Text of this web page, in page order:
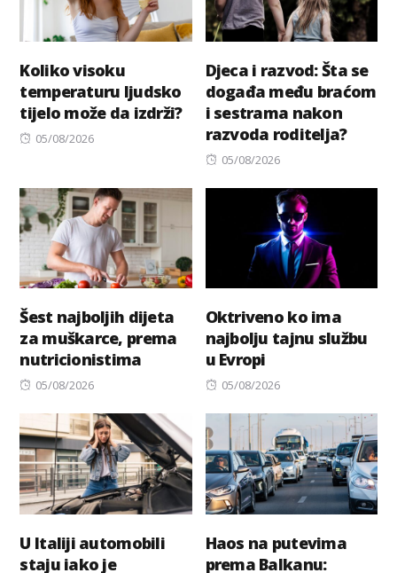
Koliko visoku
temperaturu ljudsko
tijelo može da izdrži?
Posted
05/08/2026
Djeca i razvod: Šta se
događa među braćom
i sestrama nakon
razvoda roditelja?
Posted
05/08/2026
Šest najboljih dijeta
za muškarce, prema
nutricionistima
Posted
05/08/2026
Oktriveno ko ima
najbolju tajnu službu
u Evropi
Posted
05/08/2026
U Italiji automobili
staju iako je
Haos na putevima
prema Balkanu: